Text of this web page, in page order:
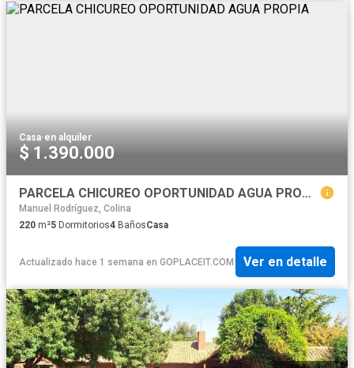
Casa·en alquiler
$ 1.390.000
PARCELA CHICUREO OPORTUNIDAD AGUA PROPIA
Manuel Rodríguez, Colina
220 m²5 Dormitorios4 BañosCasa
Actualizado hace 1 semana en GOPLACEIT.COM Ver en detalle